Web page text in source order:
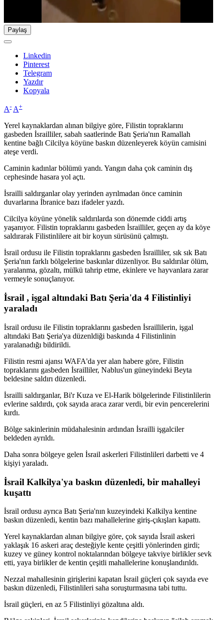
Paylaş
Linkedin
Pinterest
Telegram
Yazdır
Kopyala
A- A+
Yerel kaynaklardan alınan bilgiye göre, Filistin topraklarını
gasbeden İsrailliler, sabah saatlerinde Batı Şeria'nın Ramallah
kentine bağlı Cilcilya köyüne baskın düzenleyerek köyün camisini
ateşe verdi.
Caminin kadınlar bölümü yandı. Yangın daha çok caminin dış
cephesinde hasara yol açtı.
İsrailli saldırganlar olay yerinden ayrılmadan önce caminin
duvarlarına İbranice bazı ifadeler yazdı.
Cilcilya köyüne yönelik saldırılarda son dönemde ciddi artış
yaşanıyor. Filistin topraklarını gasbeden İsrailliler, geçen ay da köye
saldırarak Filistinlilere ait bir koyun sürüsünü çalmıştı.
İsrail ordusu ile Filistin topraklarını gasbeden İsrailliler, sık sık Batı
Şeria'nın farklı bölgelerine baskınlar düzenliyor. Bu saldırılar ölüm,
yaralanma, gözaltı, mülkü tahrip etme, ekinlere ve hayvanlara zarar
vermeyle sonuçlanıyor.
İsrail , işgal altındaki Batı Şeria'da 4 Filistinliyi
yaraladı
İsrail ordusu ile Filistin topraklarını gasbeden İsraillilerin, işgal
altındaki Batı Şeria'ya düzenldiği baskında 4 Filistinlinin
yaralanadığı bildirildi.
Filistin resmi ajansı WAFA'da yer alan habere göre, Filistin
topraklarını gasbeden İsrailliler, Nablus'un güneyindeki Beyta
beldesine saldırı düzenledi.
İsrailli saldırganlar, Bi'r Kuza ve El-Harik bölgelerinde Filistinlilerin
evlerine saldırdı, çok sayıda araca zarar verdi, bir evin pencerelerini
kırdı.
Bölge sakinlerinin müdahalesinin ardından İsrailli işgalciler
beldeden ayrıldı.
Daha sonra bölgeye gelen İsrail askerleri Filistinlileri darbetti ve 4
kişiyi yaraladı.
İsrail Kalkilya'ya baskın düzenledi, bir mahalleyi
kuşattı
İsrail ordusu ayrıca Batı Şeria'nın kuzeyindeki Kalkilya kentine
baskın düzenledi, kentin bazı mahallelerine giriş-çıkışları kapattı.
Yerel kaynaklardan alınan bilgiye göre, çok sayıda İsrail askeri
yaklaşık 16 askeri araç desteğiyle kente çeşitli yönlerinden girdi;
kuzey ve güney kontrol noktalarından bölgeye takviye birlikler sevk
etti, yaya birlikler de kentin çeşitli mahallelerine konuşlandırıldı.
Nezzal mahallesinin girişlerini kapatan İsrail güçleri çok sayıda eve
baskın düzenledi, Filistinlileri saha soruşturmasına tabi tuttu.
İsrail güçleri, en az 5 Filistinliyi gözaltına aldı.